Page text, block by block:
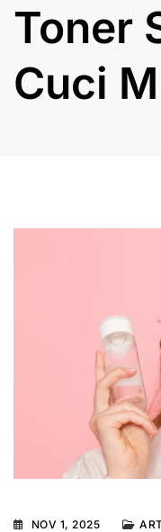
Toner
Cuci
NOV 1, 2025